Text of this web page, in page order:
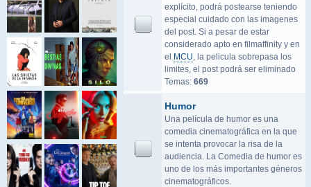
explícito, podrá postearse teniendo
especial cuidado con las imagenes
del post. Si a pesar de estar
considerado apto en filmaffinity y en
el
MCU, la pelicula sobrepasa los
limites, el post podrá ser eliminado
Temas: 669
Humor
Una película de humor es una
comedia cinematográfica en la que
se intenta provocar la risa de la
audiencia. La Comedia de humor es
uno de los más importantes géneros
cinematográficos.